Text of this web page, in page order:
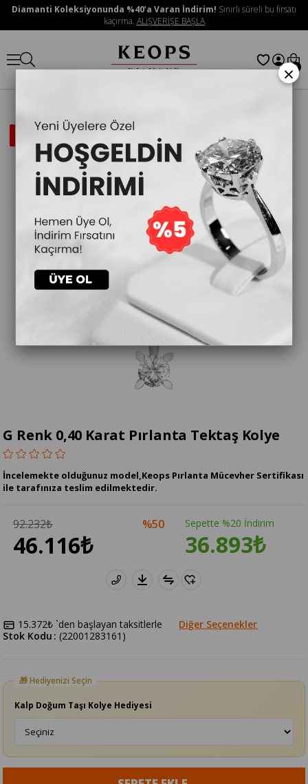
Diamanti Koleksiyonunda %40’a Varan İndirim! Sınırlı süreli bu fırsatı
kaçırma. ALIŞVERİŞE BAŞLA
0
İNDIRIMLI
G Renk 0,40 Karat Pırlanta Tektaş Kolye
İncelemekte olduğunuz model,Keops Pırlanta Mücevher Sertifikası
ile tarafınıza teslim edilmektedir.
92.232₺
46.116₺
50 Sepette %20 İndirim
36.893₺
15.372₺ `den başlayan taksitlerle
Diğer Seçenekler
(22001283161)
Stok Kodu
Kalp Doğum Taşı Kolye Hediyesi
×